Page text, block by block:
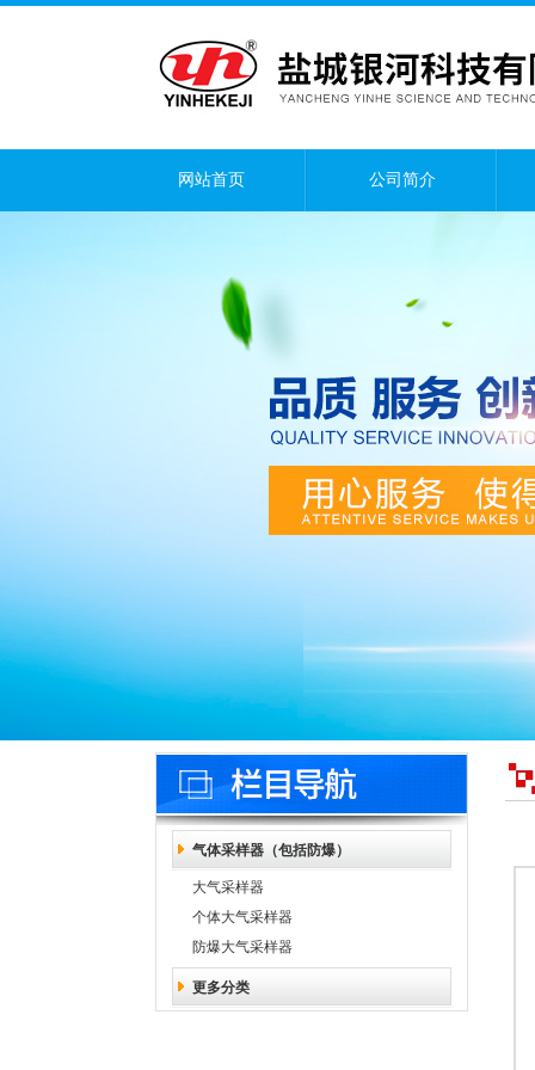
网站首页 公司简介
气体采样器（包括防爆）
大气采样器
个体大气采样器
防爆大气采样器
更多分类